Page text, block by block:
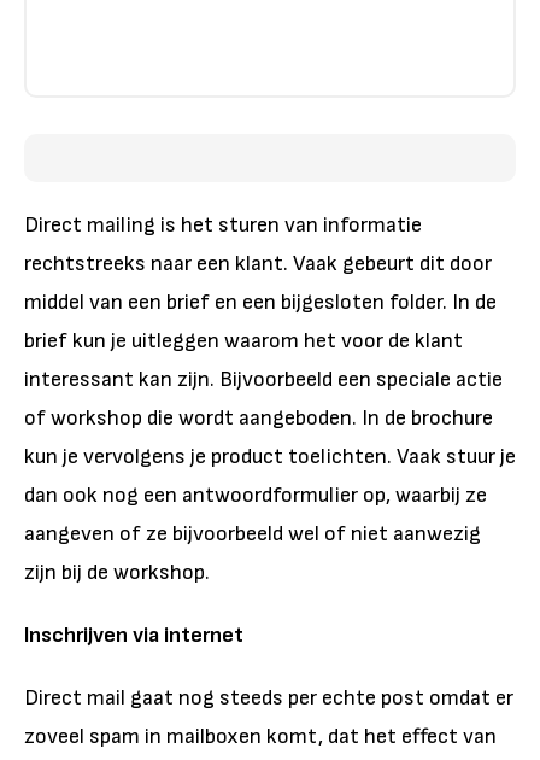
Direct mailing is het sturen van informatie
rechtstreeks naar een klant. Vaak gebeurt dit door
middel van een brief en een bijgesloten folder. In de
brief kun je uitleggen waarom het voor de klant
interessant kan zijn. Bijvoorbeeld een speciale actie
of workshop die wordt aangeboden. In de brochure
kun je vervolgens je product toelichten. Vaak stuur je
dan ook nog een antwoordformulier op, waarbij ze
aangeven of ze bijvoorbeeld wel of niet aanwezig
zijn bij de workshop.
Inschrijven via internet
Direct mail gaat nog steeds per echte post omdat er
zoveel spam in mailboxen komt, dat het effect van